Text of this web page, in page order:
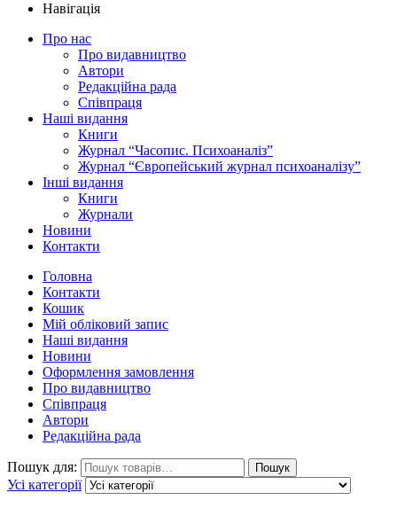
Навігація
Про нас
Про видавництво
Автори
Редакційна рада
Співпраця
Наші видання
Книги
Журнал “Часопис. Психоаналіз”
Журнал “Європейський журнал психоаналізу”
Інші видання
Книги
Журнали
Новини
Контакти
Головна
Контакти
Кошик
Мій обліковий запис
Наші видання
Новини
Оформлення замовлення
Про видавництво
Співпраця
Автори
Редакційна рада
Пошук для: Пошук
Усі категорії